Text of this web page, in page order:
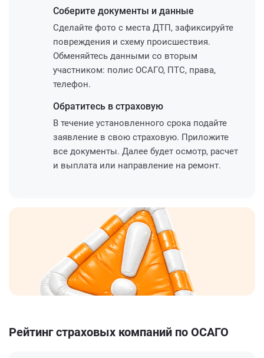
Соберите документы и данные
Сделайте фото с места ДТП, зафиксируйте
повреждения и схему происшествия.
Обменяйтесь данными со вторым
участником: полис ОСАГО, ПТС, права,
телефон.
Обратитесь в страховую
В течение установленного срока подайте
заявление в свою страховую. Приложите
все документы. Далее будет осмотр, расчет
и выплата или направление на ремонт.
Рейтинг страховых компаний по ОСАГО